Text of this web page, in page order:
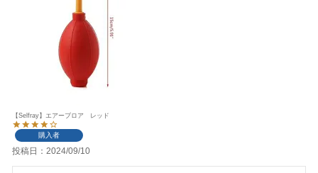
【Selfray】エアーブロア レッド
購入者
投稿日 2024/09/10